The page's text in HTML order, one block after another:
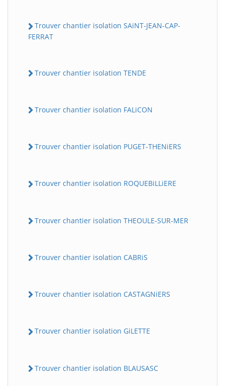
Trouver chantier isolation SAiNT-JEAN-CAP-
FERRAT
Trouver chantier isolation TENDE
Trouver chantier isolation FALiCON
Trouver chantier isolation PUGET-THENiERS
Trouver chantier isolation ROQUEBiLLiERE
Trouver chantier isolation THEOULE-SUR-MER
Trouver chantier isolation CABRiS
Trouver chantier isolation CASTAGNiERS
Trouver chantier isolation GiLETTE
Trouver chantier isolation BLAUSASC